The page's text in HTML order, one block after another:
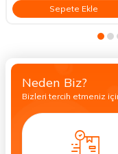
Sepete Ekle
Neden Biz?
Bizleri tercih etmeniz